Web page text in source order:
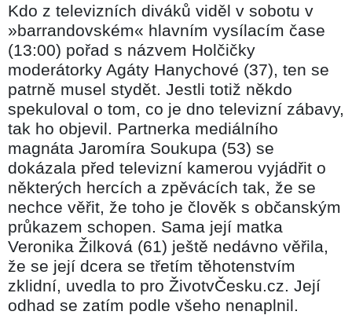
Kdo z televizních diváků viděl v sobotu v
»barrandovském« hlavním vysílacím čase
(13:00) pořad s názvem Holčičky
moderátorky Agáty Hanychové (37), ten se
patrně musel stydět. Jestli totiž někdo
spekuloval o tom, co je dno televizní zábavy,
tak ho objevil. Partnerka mediálního
magnáta Jaromíra Soukupa (53) se
dokázala před televizní kamerou vyjádřit o
některých hercích a zpěvácích tak, že se
nechce věřit, že toho je člověk s občanským
průkazem schopen. Sama její matka
Veronika Žilková (61) ještě nedávno věřila,
že se její dcera se třetím těhotenstvím
zklidní, uvedla to pro ŽivotvČesku.cz. Její
odhad se zatím podle všeho nenaplnil.